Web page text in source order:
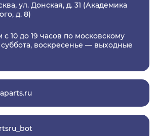
ул. Донская, д. 31 (Академика
д. 8)
с 10 до 19 часов по московскому
воскресенье — выходные